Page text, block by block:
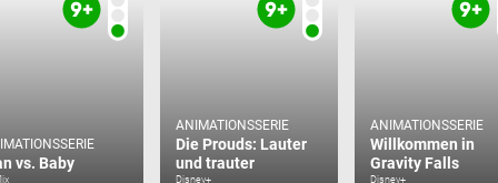
vs. Baby
ANIMATIONSSERIE
Die Prouds: Lauter
und trauter
Disney+
ANIMATIONSSERIE
Willkommen in
Gravity Falls
Disney+